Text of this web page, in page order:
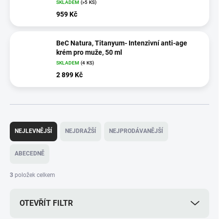
SKLADEM (>5 KS)
959 Kč
BeC Natura, Titanyum- Intenzivní anti-age
krém pro muže, 50 ml
SKLADEM (4 KS)
2 899 Kč
Ř
z
í
NEJLEVNĚJŠÍ NEJDRAŽŠÍ NEJPRODÁVANĚJŠÍ
ABECEDNĚ
3 položek celkem
OTEVŘÍT FILTR